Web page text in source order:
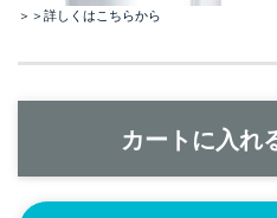
＞＞詳しくはこちらから